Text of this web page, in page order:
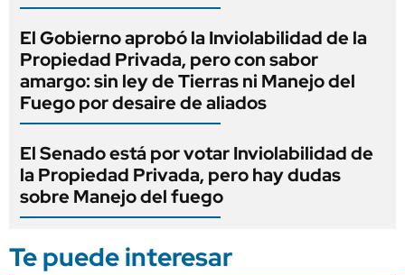
El Gobierno aprobó la Inviolabilidad de la
Propiedad Privada, pero con sabor
amargo: sin ley de Tierras ni Manejo del
Fuego por desaire de aliados
El Senado está por votar Inviolabilidad de
la Propiedad Privada, pero hay dudas
sobre Manejo del fuego
Te puede interesar